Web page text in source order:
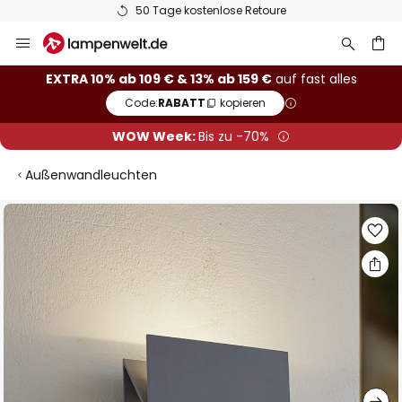
50 Tage kostenlose Retoure
Inhalt
springen
EXTRA 10% ab 109 € & 13% ab 159 €auf fast alles
Code:RABATT kopieren
WOW Week:Bis zu -70%
Außenwandleuchten
Zum
Ende
der
Bildgalerie
springen